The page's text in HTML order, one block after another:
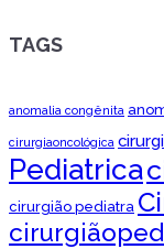
TAGS
anomalia congênita
cirurgiaoncológica
Pediatrica
cirurgião pediatra